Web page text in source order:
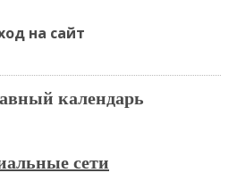
на сайт
календарь
сети